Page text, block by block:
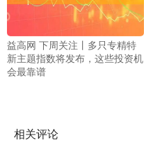
益高网 下周关注丨多只专精特
新主题指数将发布，这些投资机
会最靠谱
相关评论